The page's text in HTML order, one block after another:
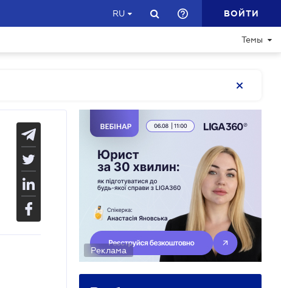
RU ВОЙТИ
Темы
Реклама